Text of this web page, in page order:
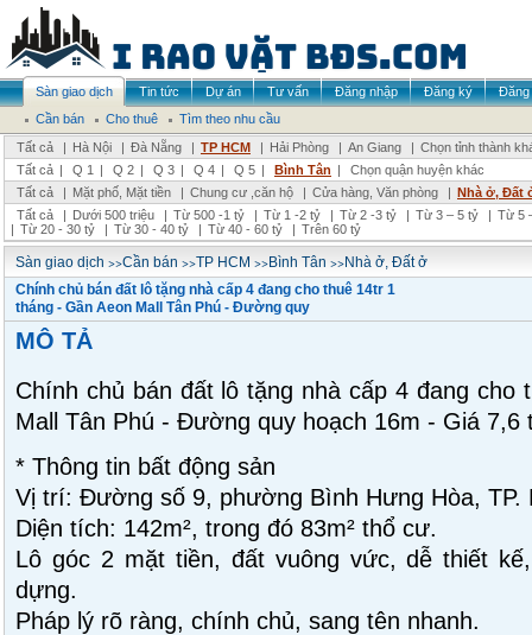
Sàn giao dịch Tin tức Dự án Tư vấn Đăng nhập Đăng ký
Đăng
Cần bán
Cho thuê
Tìm theo nhu cầu
Tất cả
| Hà Nội | Đà Nẵng | TP HCM | Hải Phòng | An Giang | Chọn tỉnh thành
Tất cả | Q 1 | Q 2 | Q 3 | Q 4 | Q 5 | Bình Tân |
Chọn quận huyện khác
Tất cả
| Mặt phố, Mặt tiền | Chung cư ,căn hộ | Cửa hàng, Văn phòng | Nhà ở, Đất
Tất cả
| Dưới 500 triệu | Từ 500 -1 tỷ | Từ 1 -2 tỷ | Từ 2 -3 tỷ | Từ 3 – 5 tỷ | Từ 5
| Từ 20 - 30 tỷ | Từ 30 - 40 tỷ | Từ 40 - 60 tỷ | Trên 60 tỷ
Sàn giao dịch >>Cần bán >>TP HCM >>Bình Tân >>Nhà ở, Đất ở
Chính chủ bán đất lô tặng nhà cấp 4 đang cho thuê 14tr 1
tháng - Gần Aeon Mall Tân Phú - Đường quy
MÔ TẢ
Chính chủ bán đất lô tặng nhà cấp 4 đang cho
Mall Tân Phú - Đường quy hoạch 16m - Giá 7,6
* Thông tin bất động sản
Vị trí: Đường số 9, phường Bình Hưng Hòa, TP.
Diện tích: 142m², trong đó 83m² thổ cư.
Lô góc 2 mặt tiền, đất vuông vức, dễ thiết
dựng.
Pháp lý rõ ràng, chính chủ, sang tên nhanh.